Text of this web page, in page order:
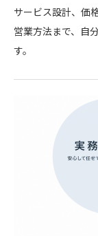
サービス設計、価
営業方法まで、自
す。